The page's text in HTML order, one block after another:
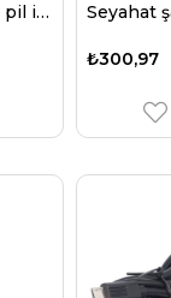
Metabo 18 volt Li-ion pil için uygun hızlı şarj cihazı 6.25457.00, 6.25459, 6.25468, 6.25469.00, 6.25499.00, 6.25527
₺300,97